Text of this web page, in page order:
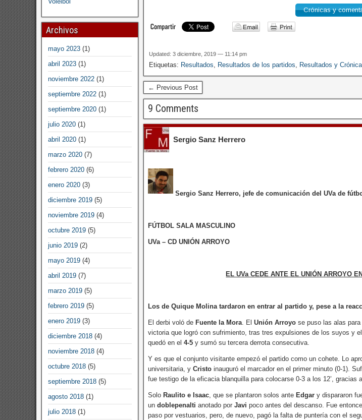
Crónicas y
Updated: 3 diciembre, 2019 — 11:14 pm
Etiquetas: Resultados, Resultados de los partidos, Resultados y
← Previous Post
9 Comments
Sergio Sanz Herrero
Sergio Sanz Herrero, jefe de comunicación del UVa de
FÚTBOL SALA MASCULINO
UVa – CD UNIÓN ARROYO
EL UVa CEDE ANTE EL UNIÓN ARROYO
Los de Quique Molina tardaron en entrar al partido y, pese a la
El derbi voló de Fuente la Mora. ElUnión Arroyo se puso las alas
victoria que logró con sufrimiento, tras tres expulsiones de los suyos y
quedó en el4-5 y sumó su tercera derrota consecutiva.
Y es que el conjunto visitante empezó el partido como un cohete. Lo
universitaria, yCristo inauguró el marcador en el primer minuto (0-1).
fue testigo de la eficacia blanquilla para colocarse 0-3 a los 12’, gracias
Solo Raulito e Isaac, que se plantaron solos ante Edgar y dispararon
undoblepenalti anotado porJavi poco antes del descanso. Fue
paso por vestuarios, pero, de nuevo, pagó la falta de puntería con el
Archivos
mayo 2023 (1)
abril 2023 (1)
noviembre 2022 (1)
septiembre 2022 (1)
septiembre 2020 (1)
julio 2020 (1)
abril 2020 (1)
marzo 2020 (7)
febrero 2020 (6)
enero 2020 (3)
diciembre 2019 (5)
noviembre 2019 (4)
octubre 2019 (5)
junio 2019 (2)
mayo 2019 (4)
abril 2019 (7)
marzo 2019 (5)
febrero 2019 (5)
enero 2019 (3)
diciembre 2018 (4)
noviembre 2018 (4)
octubre 2018 (5)
septiembre 2018 (5)
agosto 2018 (1)
julio 2018 (1)